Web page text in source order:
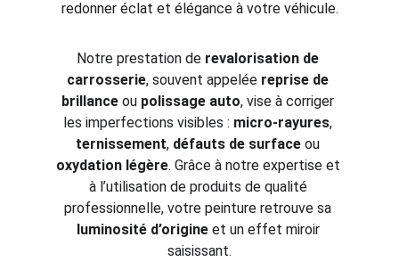
redonner éclat et élégance à votre véhicule.
Notre prestation de revalorisation de
carrosserie, souvent appelée reprise de
brillance ou polissage auto, vise à corriger
les imperfections visibles : micro-rayures,
ternissement, défauts de surface ou
oxydation légère. Grâce à notre expertise et
à l’utilisation de produits de qualité
professionnelle, votre peinture retrouve sa
luminosité d’origine et un effet miroir
saisissant.